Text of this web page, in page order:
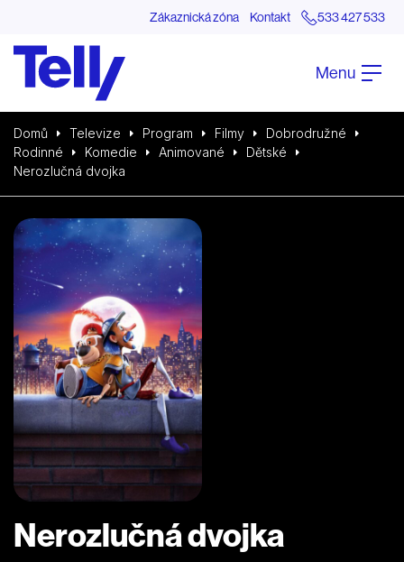
Zákaznická zóna Kontakt 533 427 533
Menu
Domů Televize Program Filmy
Dobrodružné
Rodinné
Komedie Animované
Dětské
Nerozlučná dvojka
Nerozlučná dvojka